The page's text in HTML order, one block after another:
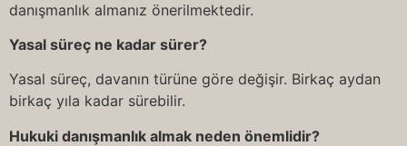
danışmanlık almanız önerilmektedir.
Yasal süreç ne kadar sürer?
Yasal süreç, davanın türüne göre değişir. Birkaç aydan
birkaç yıla kadar sürebilir.
Hukuki danışmanlık almak neden önemlidir?